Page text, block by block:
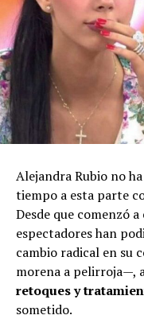
Alejandra Rubio no
tiempo a esta parte
Desde que comenzó
espectadores han
cambio radical en su
morena a pelirroja—,
retoques y
sometido.